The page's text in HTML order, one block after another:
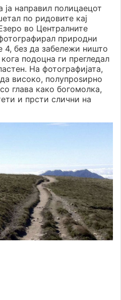
ја направил полицаецот
по ридовите кај
во Централните
природни
4, без да забележи ништо
подоцна ги прегледал
На фотографијата,
високо, полупроѕирно
глава како богомолка,
и прсти слични на